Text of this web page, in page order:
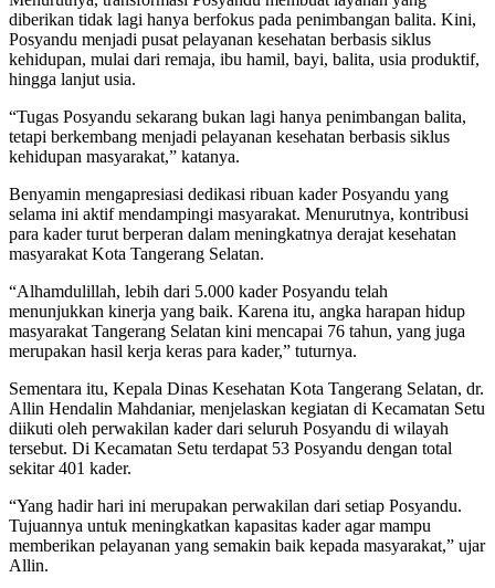
diberikan tidak lagi hanya berfokus pada penimbangan balita. Kini,
Posyandu menjadi pusat pelayanan kesehatan berbasis siklus
kehidupan, mulai dari remaja, ibu hamil, bayi, balita, usia produktif,
hingga lanjut usia.
“Tugas Posyandu sekarang bukan lagi hanya penimbangan balita,
tetapi berkembang menjadi pelayanan kesehatan berbasis siklus
kehidupan masyarakat,” katanya.
Benyamin mengapresiasi dedikasi ribuan kader Posyandu yang
selama ini aktif mendampingi masyarakat. Menurutnya, kontribusi
para kader turut berperan dalam meningkatnya derajat kesehatan
masyarakat Kota Tangerang Selatan.
“Alhamdulillah, lebih dari 5.000 kader Posyandu telah
menunjukkan kinerja yang baik. Karena itu, angka harapan hidup
masyarakat Tangerang Selatan kini mencapai 76 tahun, yang juga
merupakan hasil kerja keras para kader,” tuturnya.
Sementara itu, Kepala Dinas Kesehatan Kota Tangerang Selatan, dr.
Allin Hendalin Mahdaniar, menjelaskan kegiatan di Kecamatan Setu
diikuti oleh perwakilan kader dari seluruh Posyandu di wilayah
tersebut. Di Kecamatan Setu terdapat 53 Posyandu dengan total
sekitar 401 kader.
“Yang hadir hari ini merupakan perwakilan dari setiap Posyandu.
Tujuannya untuk meningkatkan kapasitas kader agar mampu
memberikan pelayanan yang semakin baik kepada masyarakat,” ujar
Allin.